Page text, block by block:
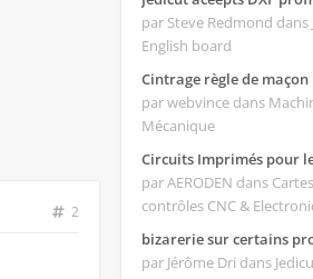
2
par Steve Redmond dans
English board
par webvince dans
Mécanique
par AERODEN dans
contrôles CNC &
bizarerie sur certains
par Jérôme Dri dans